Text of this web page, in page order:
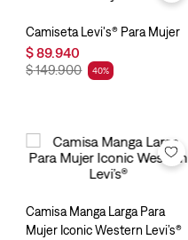
Camiseta Levi's® Para Mujer
$89.940
$149.900 40%
Camisa Manga Larga Para
Mujer Iconic Western Levi’s®